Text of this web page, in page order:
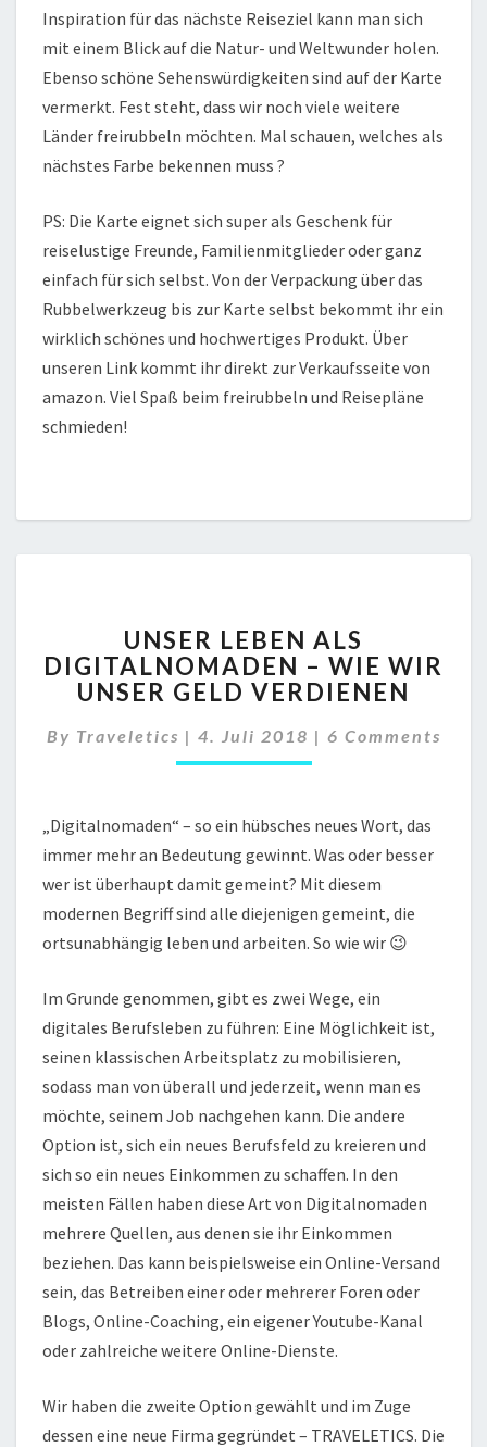
Inspiration für das nächste Reiseziel kann man sich
mit einem Blick auf die Natur- und Weltwunder holen.
Ebenso schöne Sehenswürdigkeiten sind auf der Karte
vermerkt. Fest steht, dass wir noch viele weitere
Länder freirubbeln möchten. Mal schauen, welches als
nächstes Farbe bekennen muss ?
PS: Die Karte eignet sich super als Geschenk für
reiselustige Freunde, Familienmitglieder oder ganz
einfach für sich selbst. Von der Verpackung über das
Rubbelwerkzeug bis zur Karte selbst bekommt ihr ein
wirklich schönes und hochwertiges Produkt. Über
unseren Link kommt ihr direkt zur Verkaufsseite von
amazon. Viel Spaß beim freirubbeln und Reisepläne
schmieden!
N
S
E
L
E
N
A
L
S
I
I
T
A
N
O
M
A
E
N
–
W
W
R
U
UNSER LEBEN ALS
DIGITALNOMADEN – WIE WIR
UNSER GELD VERDIENEN
By Traveletics | 4. Juli 2018 | C
O
N
S
6 Comments
„Digitalnomaden“ – so ein hübsches neues Wort, das
immer mehr an Bedeutung gewinnt. Was oder besser
wer ist überhaupt damit gemeint? Mit diesem
modernen Begriff sind alle diejenigen gemeint, die
ortsunabhängig leben und arbeiten. So wie wir 😉
Im Grunde genommen, gibt es zwei Wege, ein
digitales Berufsleben zu führen: Eine Möglichkeit ist,
seinen klassischen Arbeitsplatz zu mobilisieren,
sodass man von überall und jederzeit, wenn man es
möchte, seinem Job nachgehen kann. Die andere
Option ist, sich ein neues Berufsfeld zu kreieren und
sich so ein neues Einkommen zu schaffen. In den
meisten Fällen haben diese Art von Digitalnomaden
mehrere Quellen, aus denen sie ihr Einkommen
beziehen. Das kann beispielsweise ein Online-Versand
sein, das Betreiben einer oder mehrerer Foren oder
Blogs, Online-Coaching, ein eigener Youtube-Kanal
oder zahlreiche weitere Online-Dienste.
Wir haben die zweite Option gewählt und im Zuge
dessen eine neue Firma gegründet – TRAVELETICS. Die